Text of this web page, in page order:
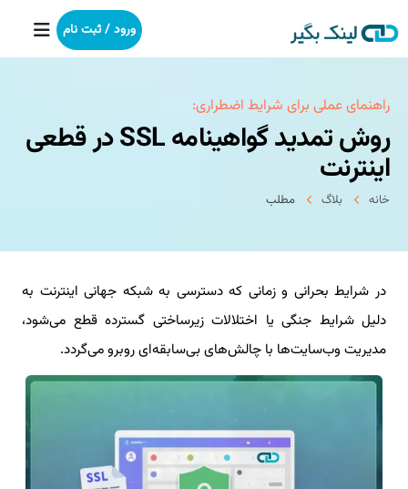
خانه
بکلینک
رپورتاژآگهی
خدمات ما
درباره ما
آموزش
ورود / ثبت نام
راهنمای عملی برای شرایط اضطراری:
روش تمدید گواهینامه SSL در قطعی
اینترنت
خانه بلاگ مطلب
در شرایط بحرانی و زمانی که دسترسی به شبکه جهانی اینترنت به
دلیل شرایط جنگی یا اختلالات زیرساختی گسترده قطع می‌شود،
مدیریت وب‌سایت‌ها با چالش‌های بی‌سابقه‌ای روبرو می‌گردد.